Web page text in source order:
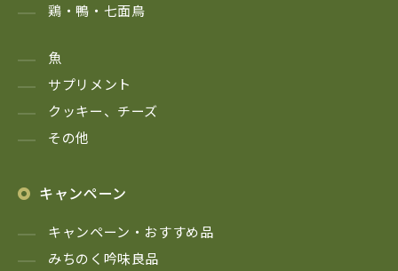
鶏・鴨・七面鳥
魚
サプリメント
クッキー、チーズ
その他
キャンペーン
キャンペーン・おすすめ品
みちのく吟味良品